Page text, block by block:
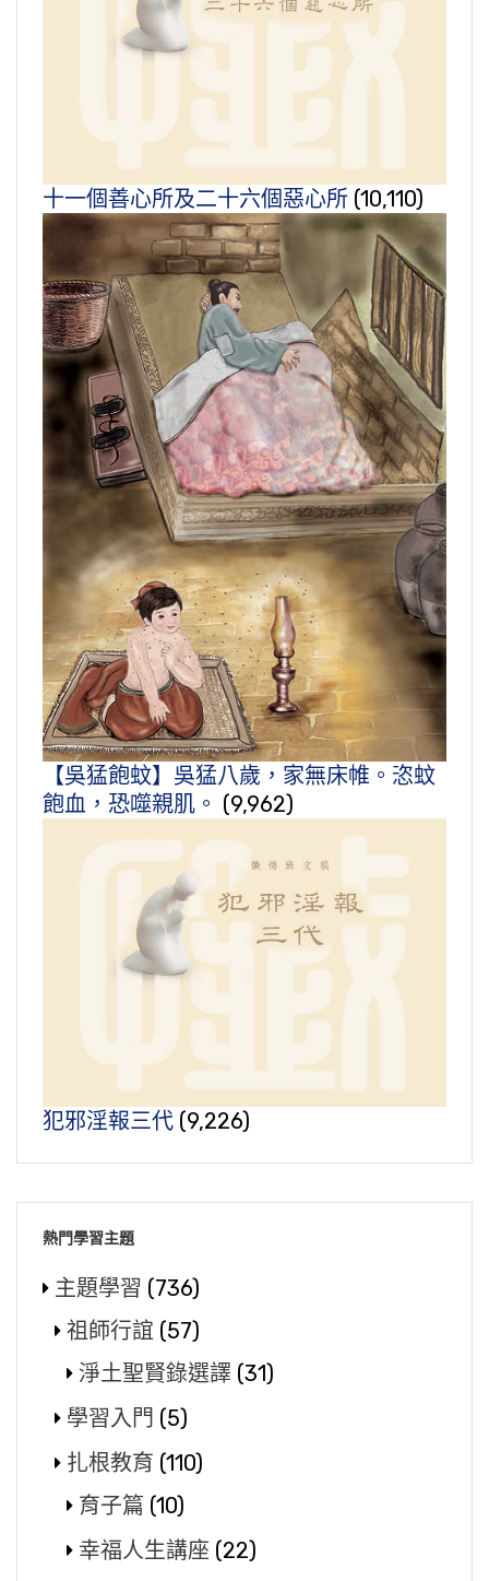
十一個善心所及二十六個惡心所 (10,110)
【吳猛飽蚊】吳猛八歲，家無床帷。恣蚊
飽血，恐噬親肌。 (9,962)
犯邪淫報三代 (9,226)
熱門學習主題
主題學習 (736)
祖師行誼 (57)
淨土聖賢錄選譯 (31)
學習入門 (5)
扎根教育 (110)
育子篇 (10)
幸福人生講座 (22)